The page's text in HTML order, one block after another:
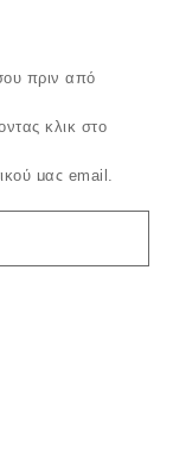
πριν από
κλικ στο
μας email.